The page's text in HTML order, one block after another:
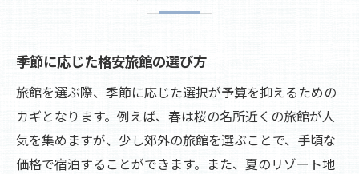
心温まるおもてなしの見極め方
旅館のリピーターになる方法
スタッフとのコミュニケーションの重要性
おもてなしが光る旅館の特徴
季節に応じた格安旅館の選び方
旅館を選ぶ際、季節に応じた選択が予算を抑えるための
カギとなります。例えば、春は桜の名所近くの旅館が人
気を集めますが、少し郊外の旅館を選ぶことで、手頃な
価格で宿泊することができます。また、夏のリゾート地